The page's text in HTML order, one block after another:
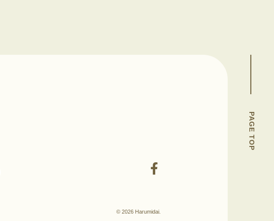
© 2026 Harumidai.
PAGE TOP